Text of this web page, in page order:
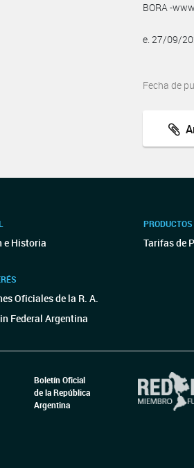
BORA -
e. 27/09/
Fecha de
e Historia
Oficiales de la R. A.
Federal Argentina
Tarifas de
Boletín Oficial
de la República
Argentina